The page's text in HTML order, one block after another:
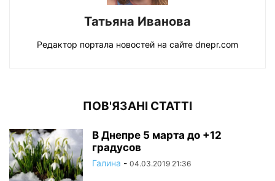
Татьяна Иванова
Редактор портала новостей на сайте dnepr.com
ПОВ'ЯЗАНІ СТАТТІ
В Днепре 5 марта до +12
градусов
Галина - 04.03.2019 21:36